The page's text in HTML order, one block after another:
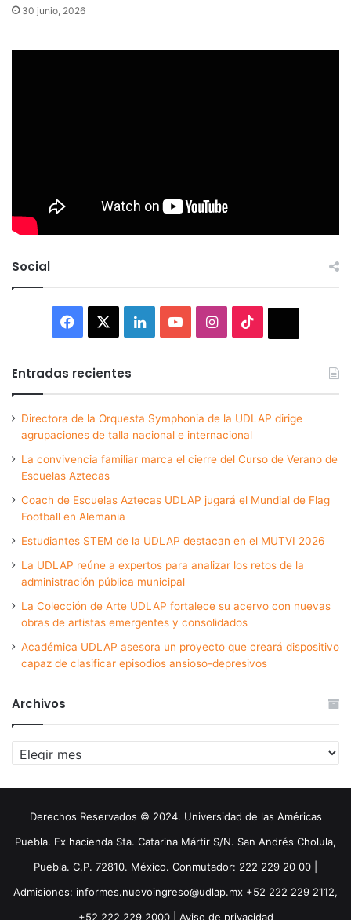
30 junio, 2026
Social
Facebook LinkedInYouTubeInstagram
Entradas recientes
Directora de la Orquesta Symphonia de la UDLAP dirige
agrupaciones de talla nacional e internacional
La convivencia familiar marca el cierre del Curso de Verano de
Escuelas Aztecas
Coach de Escuelas Aztecas UDLAP jugará el Mundial de Flag
Football en Alemania
Estudiantes STEM de la UDLAP destacan en el MUTVI 2026
La UDLAP reúne a expertos para analizar los retos de la
administración pública municipal
La Colección de Arte UDLAP fortalece su acervo con nuevas
obras de artistas emergentes y consolidados
Académica UDLAP asesora un proyecto que creará dispositivo
capaz de clasificar episodios ansioso-depresivos
Archivos
Archivos
Derechos Reservados © 2024. Universidad de las Américas
Puebla. Ex hacienda Sta. Catarina Mártir S/N. San Andrés Cholula,
Puebla. C.P. 72810. México. Conmutador: 222 229 20 00 |
Admisiones: informes.nuevoingreso@udlap.mx +52 222 229 2112,
+52 222 229 2000 | Aviso de privacidad